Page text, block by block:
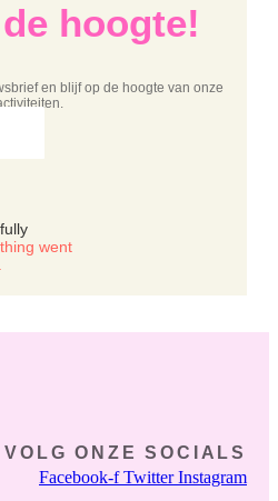
hoogte!
en blijf op de hoogte van onze
went
VOLG ONZE SOCIALS
Facebook-f Twitter Instagram